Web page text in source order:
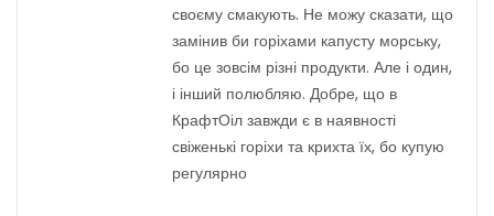
своєму смакують. Не можу сказати, що
замінив би горіхами капусту морську,
бо це зовсім різні продукти. Але і один,
і інший полюбляю. Добре, що в
КрафтОіл завжди є в наявності
свіженькі горіхи та крихта їх, бо купую
регулярно